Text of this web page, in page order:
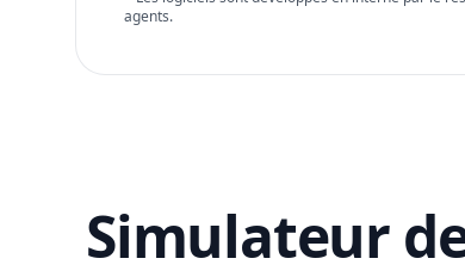
agents.
Simulateur